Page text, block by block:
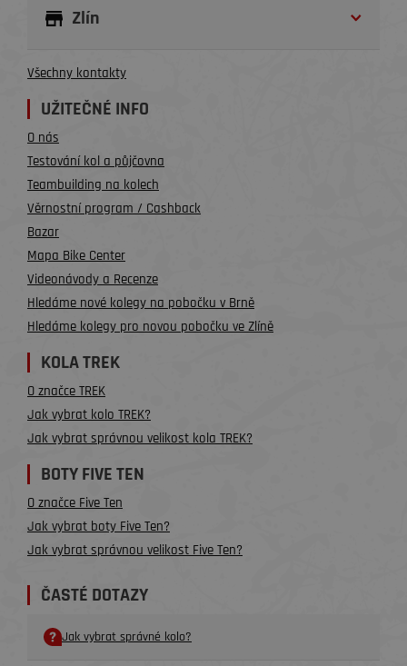
Zlín
Všechny kontakty
UŽITEČNÉ INFO
O nás
Testování kol a půjčovna
Teambuilding na kolech
Věrnostní program / Cashback
Bazar
Mapa Bike Center
Videonávody a Recenze
Hledáme nové kolegy na pobočku v Brně
Hledáme kolegy pro novou pobočku ve Zlíně
KOLA TREK
O značce TREK
Jak vybrat kolo TREK?
Jak vybrat správnou velikost kola TREK?
BOTY FIVE TEN
O značce Five Ten
Jak vybrat boty Five Ten?
Jak vybrat správnou velikost Five Ten?
ČASTÉ DOTAZY
Jak vybrat správné kolo?